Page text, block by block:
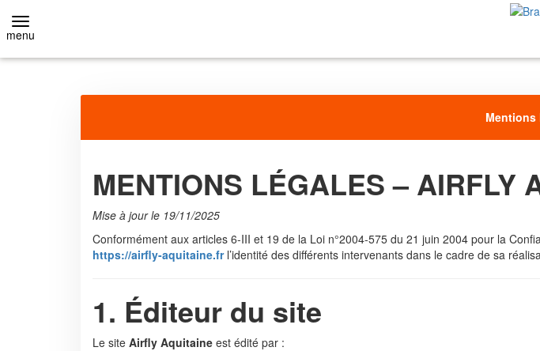
menu
Mentions
MENTIONS LÉGALES – AIRFLY
Mise à jour le 19/11/2025
Conformément aux articles 6-III et 19 de la Loi n°2004-575 du 21 juin 2004 pour la
https://airfly-aquitaine.frl’identité des différents intervenants dans le cadre de sa
1. Éditeur du site
Le site Airfly Aquitaine est édité par :
EXTRÊME (3 VOLS ET +)
AIRFLYER +